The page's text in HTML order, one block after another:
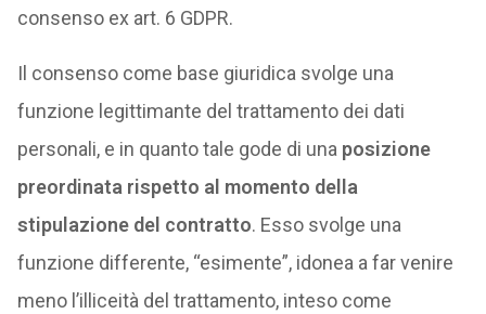
consenso ex art. 6 GDPR.
Il consenso come base giuridica svolge una
funzione legittimante del trattamento dei dati
personali, e in quanto tale gode di una posizione
preordinata rispetto al momento della
stipulazione del contratto. Esso svolge una
funzione differente, “esimente”, idonea a far venire
meno l’illiceità del trattamento, inteso come